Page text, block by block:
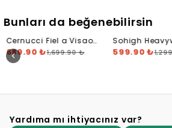
Bunları da beğenebilirsin
Cernucci Fiel a Visao
Tote Bag
689.90 ₺1,699.90 ₺
Sohigh
Five Stars T-
599.90 ₺
Yardıma mı ihtiyacınız var?